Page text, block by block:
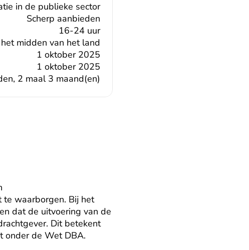
1 oktober 2025
1 oktober 2025
2 maal 3 maand(en)
in de publieke sector
Scherp aanbieden
16-24 uur
midden van het land
te waarborgen. Bij het
dat de uitvoering van de
Dit betekent
onder de Wet DBA.